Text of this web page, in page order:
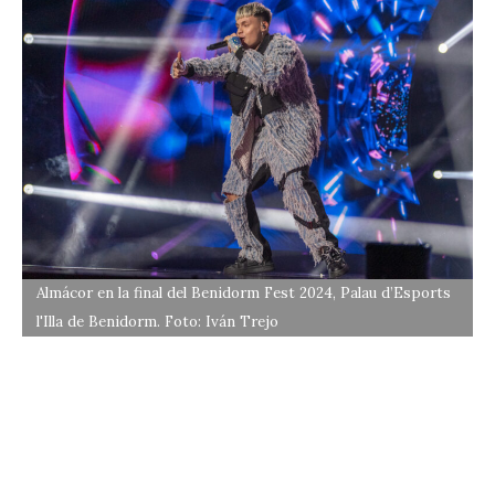
Almácor en la final del Benidorm Fest 2024, Palau d’Esports
l'Illa de Benidorm. Foto: Iván Trejo